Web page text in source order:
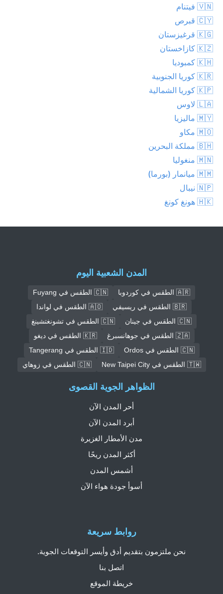
🇻🇳 فيتنام
🇨🇾 قبرص
🇰🇬 قرغيزستان
🇰🇿 كازاخستان
🇰🇭 كمبوديا
🇰🇷 كوريا الجنوبية
🇰🇵 كوريا الشمالية
🇱🇦 لاوس
🇲🇾 ماليزيا
🇲🇴 مكاو
🇧🇭 مملكة البحرين
🇲🇳 منغوليا
🇲🇲 ميانمار (بورما)
🇳🇵 نيبال
🇭🇰 هونغ كونغ
المدن الشعبية اليوم
🇦🇷 الطقس في كوردوبا
🇨🇳 الطقس في Fuyang
🇧🇷 الطقس في ريسيفي
🇦🇴 الطقس في لواندا
🇨🇳 الطقس في جينان
🇨🇳 الطقس في تشونغتشينغ
🇿🇦 الطقس في جوهانسبرغ
🇰🇷 الطقس في ديغو
🇨🇳 الطقس في Ordos
🇮🇩 الطقس في Tangerang
🇹🇼 الطقس في New Taipei City
🇨🇳 الطقس في زوهاي
روابط سريعة
نحن ملتزمون بتقديم أدق وأيسر التوقعات الجوية.
اتصل بنا
خريطة الموقع
الظواهر الجوية القصوى
أحر المدن الآن
أبرد المدن الآن
مدن الأمطار الغزيرة
أكثر المدن ريحًا
أشمس المدن
أسوأ جودة هواء الآن